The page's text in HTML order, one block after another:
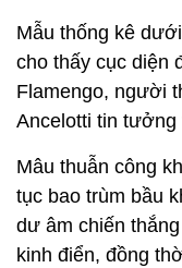
Mẫu thống kê
cho thấy cục diện
Flamengo, người
Ancelotti tin tưởng
Mâu thuẫn công
tục bao trùm bầu
dư âm chiến
kinh điển, đồng